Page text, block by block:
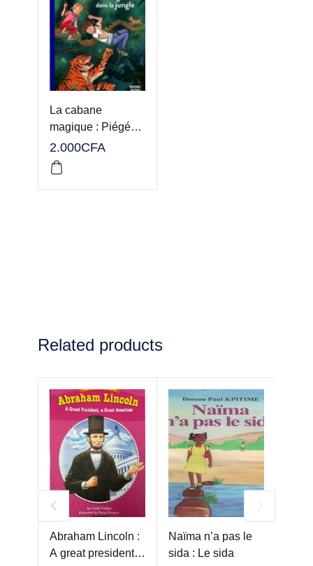
La cabane
magique : Piégés
dans la jungle
2.000CFA
Related products
Abraham Lincoln :
A great president…
Naïma n’a pas le
sida : Le sida